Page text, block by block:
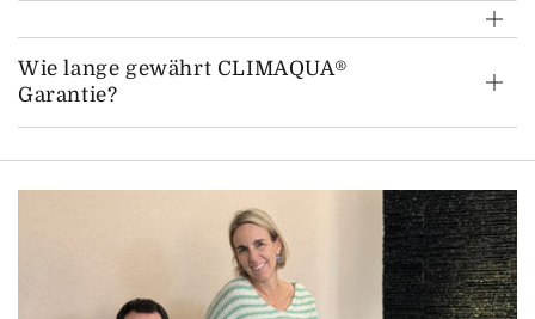
Wie lange gewährt CLIMAQUA®
Garantie?